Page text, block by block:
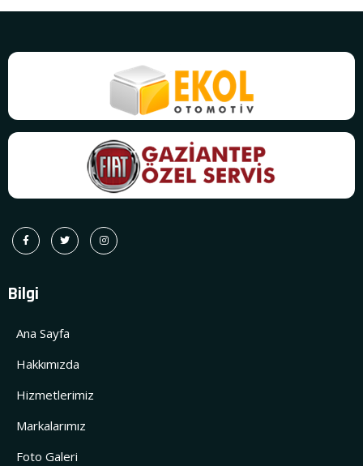
Bilgi
Ana Sayfa
Hakkımızda
Hizmetlerimiz
Markalarımız
Foto Galeri